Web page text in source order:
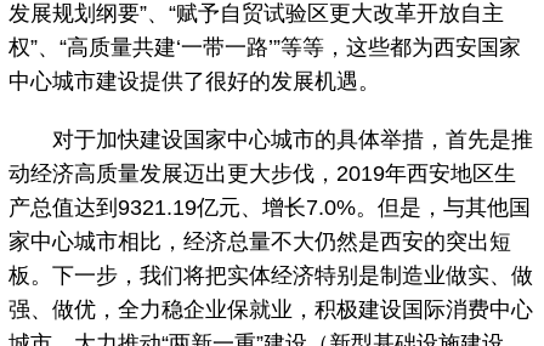
发展规划纲要”、“赋予自贸试验区更大改革开放自主
权”、“高质量共建‘一带一路’”等等，这些都为西安国家
中心城市建设提供了很好的发展机遇。
对于加快建设国家中心城市的具体举措，首先是推
动经济高质量发展迈出更大步伐，2019年西安地区生
产总值达到9321.19亿元、增长7.0%。但是，与其他国
家中心城市相比，经济总量不大仍然是西安的突出短
板。下一步，我们将把实体经济特别是制造业做实、做
强、做优，全力稳企业保就业，积极建设国际消费中心